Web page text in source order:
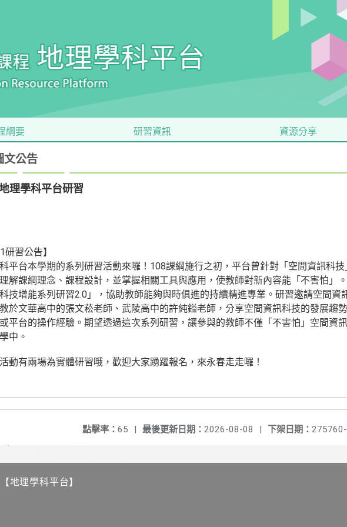
綱要 研習資訊 資源分享
文公告
理學科平台研習
研習公告】
平台本學期的系列研習活動來囉！108課綱施行之初，平台曾針對「空間資訊科
解課綱理念、課程設計，並掌握相關工具與應用，使教師對新內容能「不害怕」
技增能系列研習2.0」，協助教師能夠與時俱進的持續精進專業。研習邀請空間資
於文華高中的張文菘老師、武陵高中的許純鎰老師，分享空間資訊科技的發展趨
平台的操作經驗。期望透過這次系列研習，讓參與的教師不僅「不害怕」空間資
中。
動有兩場為實體研習哦，歡迎大家踴躍報名，來永春走走囉！
下架日期：
最後更新日期： 2026-08-08 |
點擊率： 65 |
地理學科平台】